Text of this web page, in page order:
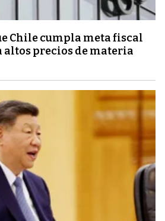
Chile cumpla meta fiscal
altos precios de materia